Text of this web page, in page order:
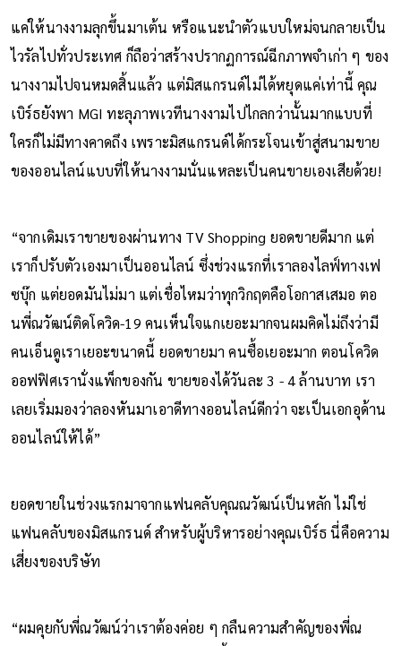
แค่ให้นางงามลุกขึ้นมาเต้น หรือแนะนำตัวแบบใหม่จนกลายเป็น
ไวรัลไปทั่วประเทศ ก็ถือว่าสร้างปรากฏการณ์ฉีกภาพจำเก่า ๆ ของ
นางงามไปจนหมดสิ้นแล้ว แต่มิสแกรนด์ไม่ได้หยุดแค่เท่านี้ คุณ
เบิร์ธยังพา MGI ทะลุภาพเวทีนางงามไปไกลกว่านั้นมากแบบที่
ใครก็ไม่มีทางคาดถึง เพราะมิสแกรนด์ได้กระโจนเข้าสู่สนามขาย
ของออนไลน์แบบที่ให้นางงามนั่นแหละเป็นคนขายเองเสียด้วย!
“จากเดิมเราขายของผ่านทาง TV Shopping ยอดขายดีมาก แต่
เราก็ปรับตัวเองมาเป็นออนไลน์ ซึ่งช่วงแรกที่เราลองไลฟ์ทางเฟ
ซบุ๊ก แต่ยอดมันไม่มา แต่เชื่อไหมว่าทุกวิกฤตคือโอกาสเสมอ ตอ
นพี่ณวัฒน์ติดโควิด-19 คนเห็นใจแกเยอะมากจนผมคิดไม่ถึงว่ามี
คนเอ็นดูเราเยอะขนาดนี้ ยอดขายมา คนซื้อเยอะมาก ตอนโควิด
ออฟฟิศเรานั่งแพ็กของกัน ขายของได้วันละ 3 - 4 ล้านบาท เรา
เลยเริ่มมองว่าลองหันมาเอาดีทางออนไลน์ดีกว่า จะเป็นเอกอุด้าน
ออนไลน์ให้ได้”
ยอดขายในช่วงแรกมาจากแฟนคลับคุณณวัฒน์​เป็นหลัก ไม่ใช่
แฟนคลับของมิสแกรนด์ สำหรับผู้บริหารอย่างคุณเบิร์ธ นี่คือความ
เสี่ยงของบริษัท
“ผมคุยกับพี่ณวัฒน์ว่าเราต้องค่อย ๆ กลืนความสำคัญของพี่ณ